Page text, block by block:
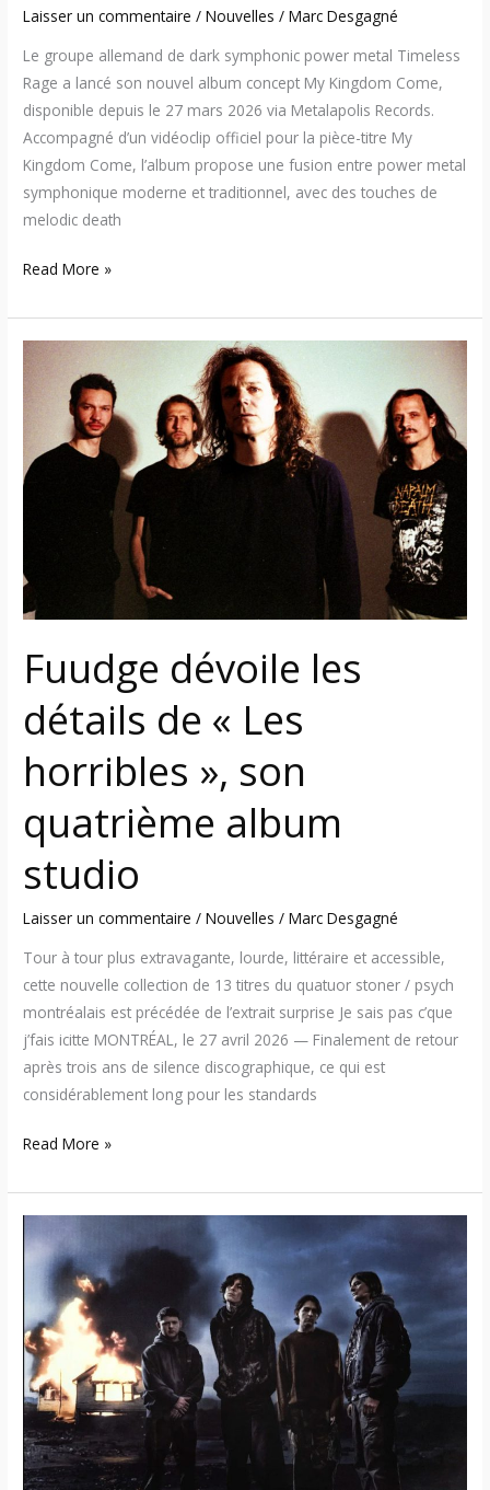
Laisser un commentaire /Nouvelles /Marc Desgagné
Le groupe allemand de dark symphonic power metal Timeless
Rage a lancé son nouvel album concept My Kingdom Come,
disponible depuis le 27 mars 2026 via Metalapolis Records.
Accompagné d’un vidéoclip officiel pour la pièce-titre My
Kingdom Come, l’album propose une fusion entre power metal
symphonique moderne et traditionnel, avec des touches de
melodic death
Read More »
Fuudge dévoile les
détails de « Les
horribles », son
quatrième album
studio
Laisser un commentaire /Nouvelles /Marc Desgagné
Tour à tour plus extravagante, lourde, littéraire et accessible,
cette nouvelle collection de 13 titres du quatuor stoner / psych
montréalais est précédée de l’extrait surprise Je sais pas c’que
j’fais icitte MONTRÉAL, le 27 avril 2026 — Finalement de retour
après trois ans de silence discographique, ce qui est
considérablement long pour les standards
Fuudge
dévoile
de
« Les
quatrième
Read More »
Me
Horizon
et
Motionless
in
White
débarquent
demain